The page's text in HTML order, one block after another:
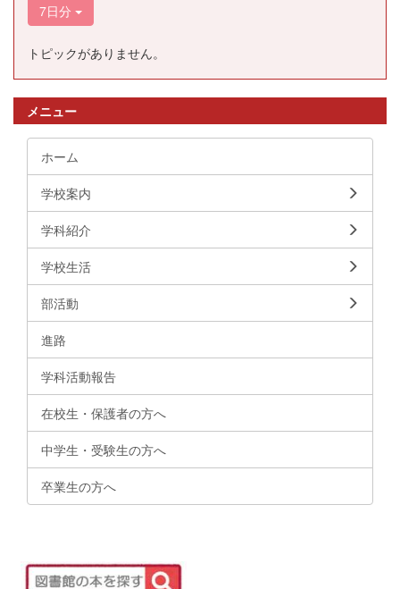
7日分
トピックがありません。
メニュー
ホーム
学校案内
学科紹介
学校生活
部活動
進路
学科活動報告
在校生・保護者の方へ
中学生・受験生の方へ
卒業生の方へ